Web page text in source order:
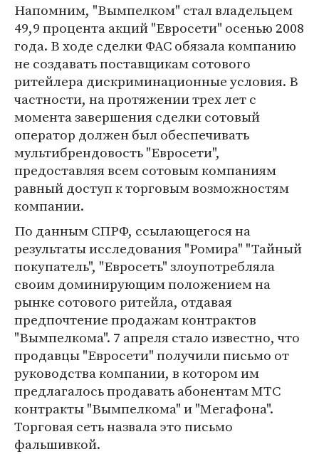
Напомним, "Вымпелком" стал владельцем
49,9 процента акций "Евросети" осенью 2008
года. В ходе сделки ФАС обязала компанию
не создавать поставщикам сотового
ритейлера дискриминационные условия. В
частности, на протяжении трех лет с
момента завершения сделки сотовый
оператор должен был обеспечивать
мультибрендовость "Евросети",
предоставляя всем сотовым компаниям
равный доступ к торговым возможностям
компании.
По данным СПРФ, ссылающегося на
результаты исследования "Ромира" "Тайный
покупатель", "Евросеть" злоупотребляла
своим доминирующим положением на
рынке сотового ритейла, отдавая
предпочтение продажам контрактов
"Вымпелкома". 7 апреля стало известно, что
продавцы "Евросети" получили письмо от
руководства компании, в котором им
предлагалось продавать абонентам МТС
контракты "Вымпелкома" и "Мегафона".
Торговая сеть назвала это письмо
фальшивкой.